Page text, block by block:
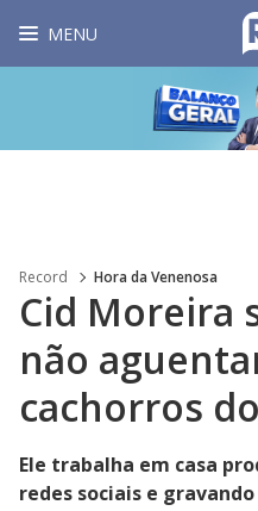
MENU
Record Hora da Venenosa
Cid Moreira
não
cachorros
Ele trabalha em casa
redes sociais e